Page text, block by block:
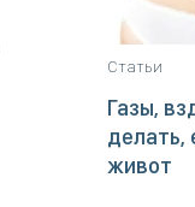
Статьи
Газы,
делать,
живот